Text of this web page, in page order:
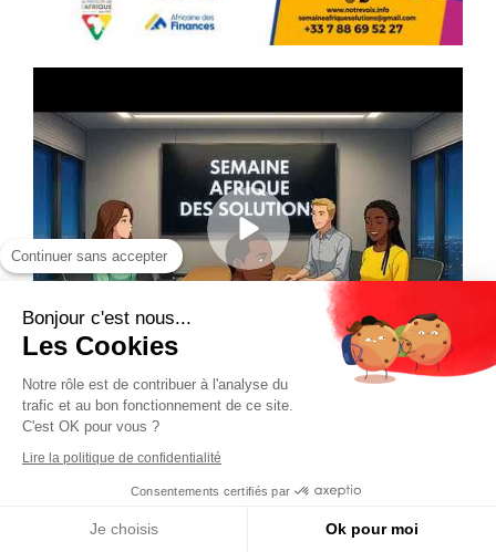
Continuer sans accepter
Bonjour c'est nous...
Les Cookies
Notre rôle est de contribuer à l'analyse du
trafic et au bon fonctionnement de ce site.
C'est OK pour vous ?
Lire la politique de confidentialité
Consentements certifiés par
Je choisis Ok pour moi